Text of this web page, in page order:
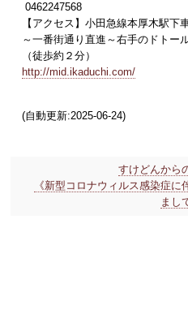
0462247568
【アクセス】小田急線本厚木駅下
～一番街通り直進～右手のドトー
（徒歩約２分）
http://mid.ikaduchi.com/
(自動更新:2025-06-24)
すけどんから
《新型コロナウィルス感染症
まし